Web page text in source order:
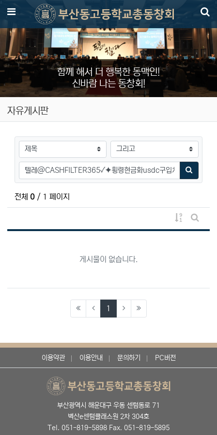
함께 해서 더 행복한 동맥인!
신바람 나는 동창회!
메뉴
자유게시판
검색대상
검색어
검색하기
전체 0 / 1 페이지
게시물 정렬
게시판
게시물이 없습니다.
1 (current)
이용약관 이용안내 문의하기 PC버전
부산광역시 해운대구 우동 센텀동로 71
벽산e센텀클래스원 2차 304호
Tel. 051-819-5898 Fax. 051-819-5895